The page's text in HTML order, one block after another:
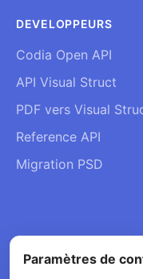
DEVELOPPEURS
Codia Open API
API Visual Struct
PDF vers Visual
Reference API
Migration PSD
Paramètres de